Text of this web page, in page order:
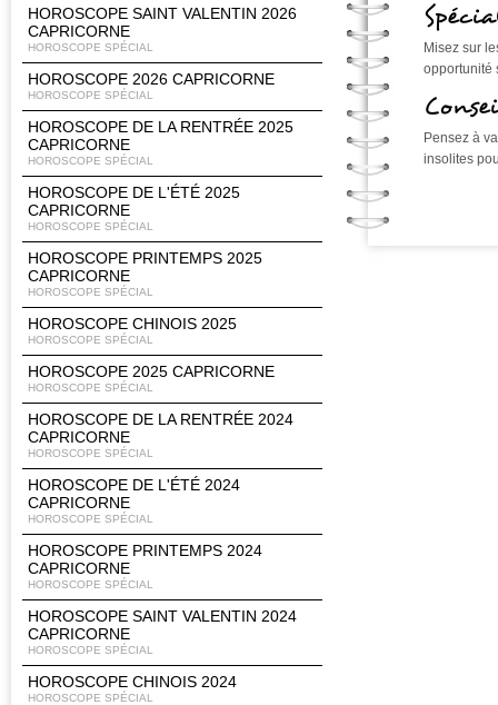
HOROSCOPE SAINT VALENTIN 2026
CAPRICORNE
HOROSCOPE SPÉCIAL
HOROSCOPE 2026 CAPRICORNE
HOROSCOPE SPÉCIAL
HOROSCOPE DE LA RENTRÉE 2025
CAPRICORNE
HOROSCOPE SPÉCIAL
HOROSCOPE DE L'ÉTÉ 2025
CAPRICORNE
HOROSCOPE SPÉCIAL
HOROSCOPE PRINTEMPS 2025
CAPRICORNE
HOROSCOPE SPÉCIAL
HOROSCOPE CHINOIS 2025
HOROSCOPE SPÉCIAL
HOROSCOPE 2025 CAPRICORNE
HOROSCOPE SPÉCIAL
HOROSCOPE DE LA RENTRÉE 2024
CAPRICORNE
HOROSCOPE SPÉCIAL
HOROSCOPE DE L'ÉTÉ 2024
CAPRICORNE
HOROSCOPE SPÉCIAL
HOROSCOPE PRINTEMPS 2024
CAPRICORNE
HOROSCOPE SPÉCIAL
HOROSCOPE SAINT VALENTIN 2024
CAPRICORNE
HOROSCOPE SPÉCIAL
HOROSCOPE CHINOIS 2024
HOROSCOPE SPÉCIAL
Misez sur
opportunité
Pensez à
insolites